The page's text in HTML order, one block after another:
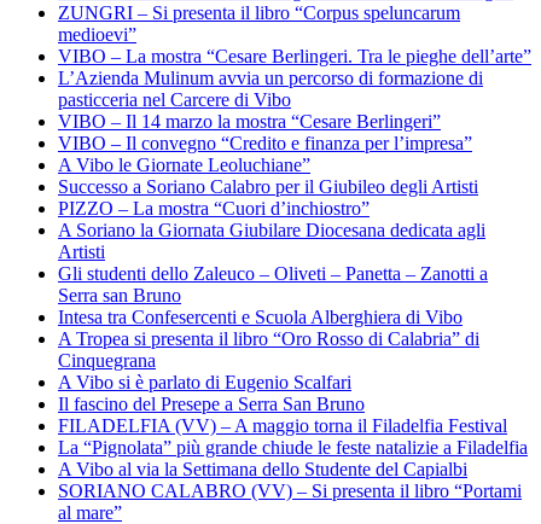
ZUNGRI – Si presenta il libro “Corpus speluncarum
medioevi”
VIBO – La mostra “Cesare Berlingeri. Tra le pieghe dell’arte”
L’Azienda Mulinum avvia un percorso di formazione di
pasticceria nel Carcere di Vibo
VIBO – Il 14 marzo la mostra “Cesare Berlingeri”
VIBO – Il convegno “Credito e finanza per l’impresa”
A Vibo le Giornate Leoluchiane”
Successo a Soriano Calabro per il Giubileo degli Artisti
PIZZO – La mostra “Cuori d’inchiostro”
A Soriano la Giornata Giubilare Diocesana dedicata agli
Artisti
Gli studenti dello Zaleuco – Oliveti – Panetta – Zanotti a
Serra san Bruno
Intesa tra Confesercenti e Scuola Alberghiera di Vibo
A Tropea si presenta il libro “Oro Rosso di Calabria” di
Cinquegrana
A Vibo si è parlato di Eugenio Scalfari
Il fascino del Presepe a Serra San Bruno
FILADELFIA (VV) – A maggio torna il Filadelfia Festival
La “Pignolata” più grande chiude le feste natalizie a Filadelfia
A Vibo al via la Settimana dello Studente del Capialbi
SORIANO CALABRO (VV) – Si presenta il libro “Portami
al mare”